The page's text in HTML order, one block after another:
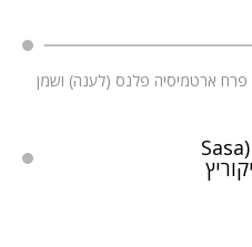
פרח ארטמיסיה פלנס (לענה) ושמן
מכיל תמצית במבוק קוריאני (Sasa